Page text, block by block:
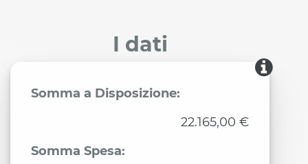
I dati
Somma a Disposizione:
22.165,00 €
Somma Spesa: